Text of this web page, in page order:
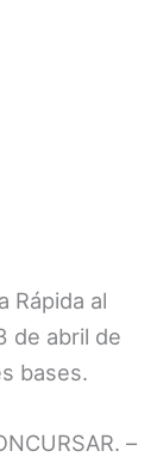
Rápida al
de abril de
bases.
–